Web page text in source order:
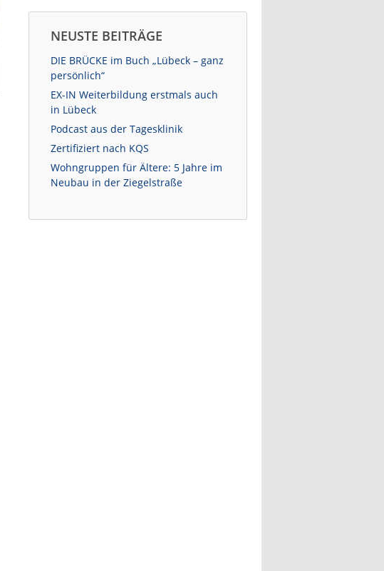
NEUSTE BEITRÄGE
DIE BRÜCKE im Buch „Lübeck – ganz
persönlich“
EX-IN Weiterbildung erstmals auch
in Lübeck
Podcast aus der Tagesklinik
Zertifiziert nach KQS
Wohngruppen für Ältere: 5 Jahre im
Neubau in der Ziegelstraße